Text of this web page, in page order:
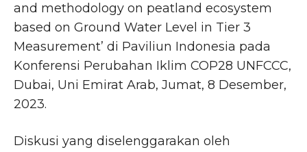
and methodology on peatland ecosystem
based on Ground Water Level in Tier 3
Measurement’ di Paviliun Indonesia pada
Konferensi Perubahan Iklim COP28 UNFCCC,
Dubai, Uni Emirat Arab, Jumat, 8 Desember,
2023.
Diskusi yang diselenggarakan oleh